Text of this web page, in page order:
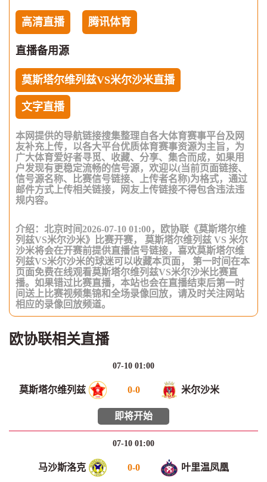
高清直播 腾讯体育
直播备用源
莫斯塔尔维列兹VS米尔沙米直播
文字直播
本网提供的导航链接搜集整理自各大体育赛事平台及网
友补充上传，以各大平台优质体育赛事资源为主旨，为
广大体育爱好者寻觅、收藏、分享、集合而成，如果用
户发现有更稳定流畅的信号源，欢迎以(当前页面链接、
信号源名称、比赛信号链接、上传者名称)为格式，通过
邮件方式上传相关链接，网友上传链接不得包含违法违
规内容。
介绍：北京时间2026-07-10 01:00，欧协联《莫斯塔尔维
列兹VS米尔沙米》比赛开赛， 莫斯塔尔维列兹 VS 米尔
沙米将会在开赛前提供直播信号链接，喜欢莫斯塔尔维
列兹VS米尔沙米的球迷可以收藏本页面， 第一时间在本
页面免费在线观看莫斯塔尔维列兹VS米尔沙米比赛直
播。如果错过比赛直播，本站也会在直播结束后第一时
间送上比赛视频集锦和全场录像回放，请及时关注网站
相应的录像回放频道。
欧协联相关直播
07-10 01:00
莫斯塔尔维列兹 0-0 米尔沙米
即将开始
07-10 01:00
马沙斯洛克 0-0 叶里温凤凰